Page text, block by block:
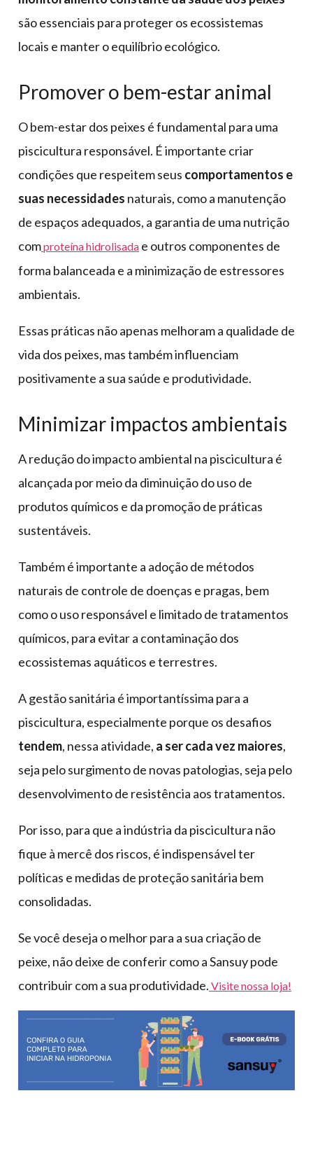
são essenciais para proteger os ecossistemas
locais e manter o equilíbrio ecológico.
Promover o bem-estar animal
O bem-estar dos peixes é fundamental para uma
piscicultura responsável. É importante criar
condições que respeitem seus comportamentos e
suas necessidades naturais, como a manutenção
de espaços adequados, a garantia de uma nutrição
comproteína hidrolisada e outros componentes de
forma balanceada e a minimização de estressores
ambientais.
Essas práticas não apenas melhoram a qualidade de
vida dos peixes, mas também influenciam
positivamente a sua saúde e produtividade.
Minimizar impactos ambientais
A redução do impacto ambiental na piscicultura é
alcançada por meio da diminuição do uso de
produtos químicos e da promoção de práticas
sustentáveis.
Também é importante a adoção de métodos
naturais de controle de doenças e pragas, bem
como o uso responsável e limitado de tratamentos
químicos, para evitar a contaminação dos
ecossistemas aquáticos e terrestres.
A gestão sanitária é importantíssima para a
piscicultura, especialmente porque os desafios
tendem, nessa atividade, a ser cada vez maiores,
seja pelo surgimento de novas patologias, seja pelo
desenvolvimento de resistência aos tratamentos.
Por isso, para que a indústria da piscicultura não
fique à mercê dos riscos, é indispensável ter
políticas e medidas de proteção sanitária bem
consolidadas.
Se você deseja o melhor para a sua criação de
peixe, não deixe de conferir como a Sansuy pode
contribuir com a sua produtividade. Visite nossa loja!